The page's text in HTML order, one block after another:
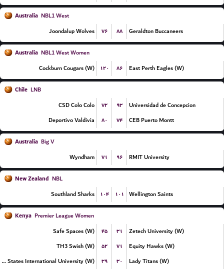
Australia NBL1 West
Joondalup Wolves
۷۶ ۸۸ Geraldton Buccaneers
Australia NBL1 West Women
Cockburn Cougars (W)
۱۲۰ ۸۶ East Perth Eagles (W)
Chile LNB
CSD Colo Colo
۷۲ ۹۳
Universidad de Concepcion
Deportivo Valdivia
۸۰ ۷۴ CEB Puerto Montt
Australia Big V
Wyndham
۷۱ ۹۶ RMIT University
New Zealand NBL
Southland Sharks
۱۰۴ ۱۰۱ Wellington Saints
Kenya Premier League Women
Safe Spaces (W)
۴۵ ۳۱
Zetech University (W)
TH3 Swish (W)
۵۲ ۷۱
Equity Hawks (W)
United States International University (W)
۳۹ ۳۰ Lady Titans (W)